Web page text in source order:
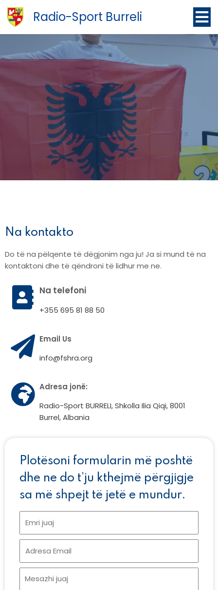
Radio-Sport Burreli
Na kontakto
Do të na pëlqente të dëgjonim nga ju! Ja si mund të na
kontaktoni dhe të qëndroni të lidhur me ne.
Na telefoni
+355 695 81 88 50
Email Us
info@fshra.org
Adresa jonë:
Radio-Sport BURRELI, Shkolla Ilia Qiqi, 8001
Burrel, Albania
Plotësoni formularin më poshtë
dhe ne do t’ju kthejmë përgjigje
sa më shpejt të jetë e mundur.